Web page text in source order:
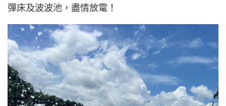
彈床及波波池，盡情放電！